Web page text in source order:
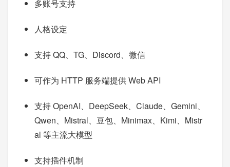
多账号支持
人格设定
支持 QQ、TG、Discord、微信
可作为 HTTP 服务端提供 Web API
支持 OpenAI、DeepSeek、Claude、Gemini、
Qwen、Mistral、豆包、Minimax、Kimi、Mistr
al 等主流大模型
支持插件机制